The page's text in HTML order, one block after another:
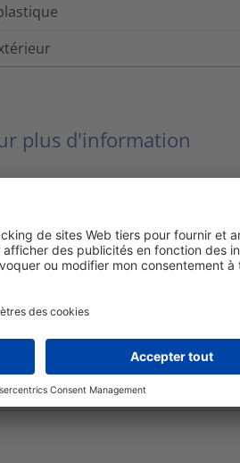
plus d'information
°C (+125 °C, 500 h)